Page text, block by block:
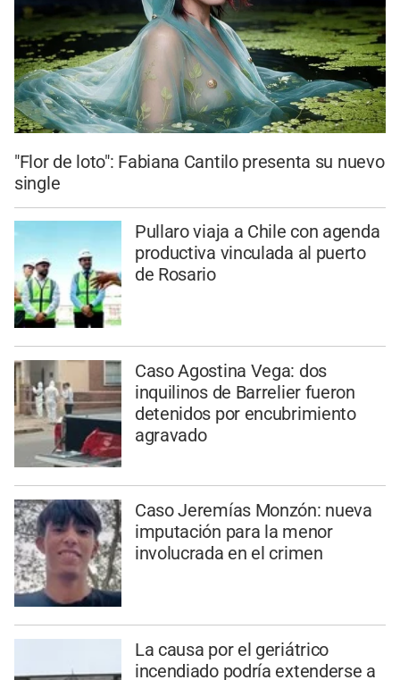
"Flor de loto": Fabiana Cantilo presenta su nuevo
single
Pullaro viaja a Chile con agenda
productiva vinculada al puerto
de Rosario
Caso Agostina Vega: dos
inquilinos de Barrelier fueron
detenidos por encubrimiento
agravado
Caso Jeremías Monzón: nueva
imputación para la menor
involucrada en el crimen
La causa por el geriátrico
incendiado podría extenderse a